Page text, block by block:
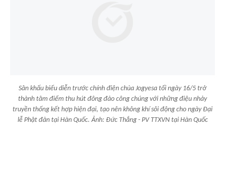
Sân khấu biểu diễn trước chính điện chùa Jogyesa tối ngày 16/5 trở
thành tâm điểm thu hút đông đảo công chúng với những điệu nhảy
truyền thống kết hợp hiện đại, tạo nên không khí sôi động cho ngày Đại
lễ Phật đản tại Hàn Quốc. Ảnh: Đức Thắng - PV TTXVN tại Hàn Quốc